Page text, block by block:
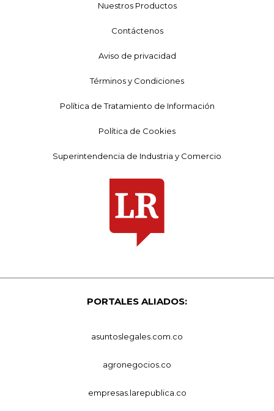
Nuestros Productos
Contáctenos
Aviso de privacidad
Términos y Condiciones
Política de Tratamiento de Información
Política de Cookies
Superintendencia de Industria y Comercio
PORTALES ALIADOS:
asuntoslegales.com.co
agronegocios.co
empresas.larepublica.co